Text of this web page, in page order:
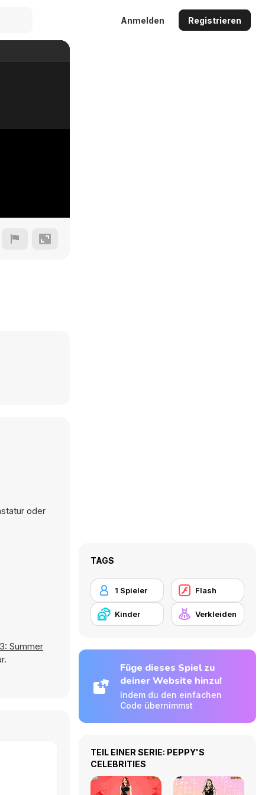
Anmelden Registrieren
oder
Summer
TAGS
1 Spieler Flash
Kinder Verkleiden
Füge dieses Spiel zu
deiner Website hinzu!
Indem du den einfachen
Code übernimmst
TEIL EINER SERIE: PEPPY'S
CELEBRITIES